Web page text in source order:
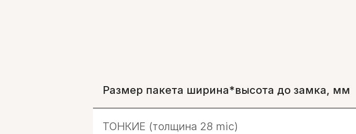
Размер пакета ширина*высота до замка, мм
ТОНКИЕ (толщина 28 mic)